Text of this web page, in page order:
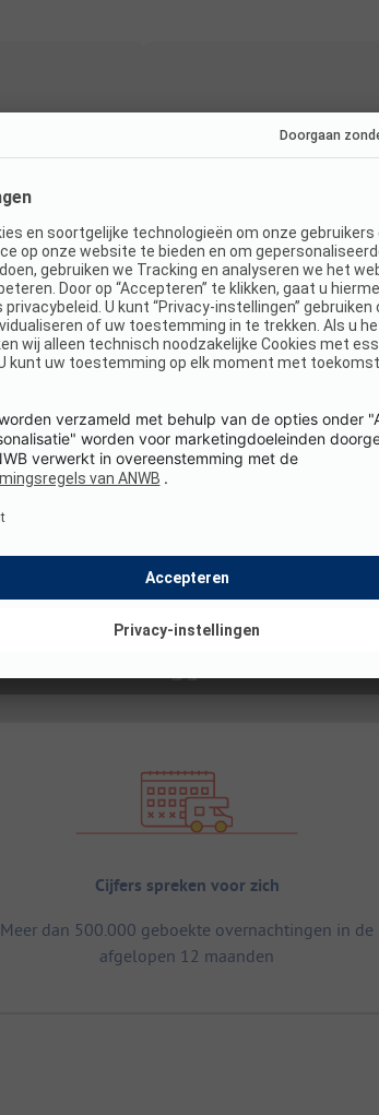
Cijfers spreken voor zich
Meer dan 500.000 geboekte overnachtingen in de
afgelopen 12 maanden